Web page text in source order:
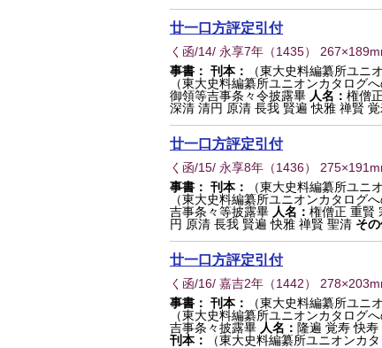
廿一口方評定引付
く函/14/ 永享7年 （1435）
事書： 刊本： （東大史料編纂所ユニ
（東大史料編纂所ユニオンカタログ
御領等吉事条々令披露畢 人名： 権僧
深清 清円 原清 長我 賢遍 快雅 禅賢
廿一口方評定引付
く函/15/ 永享8年 （1436）
事書： 刊本： （東大史料編纂所ユニ
（東大史料編纂所ユニオンカタログ
吉事条々等披露畢 人名： 権僧正 重賢
円 原清 長我 賢遍 快雅 禅賢 聖清 その
廿一口方評定引付
く函/16/ 嘉吉2年 （1442）
事書： 刊本： （東大史料編纂所ユニ
（東大史料編纂所ユニオンカタログ
吉事条々披露畢 人名： 隆遍 覚寿 快
刊本：
（東大史料編纂所ユニオンカ